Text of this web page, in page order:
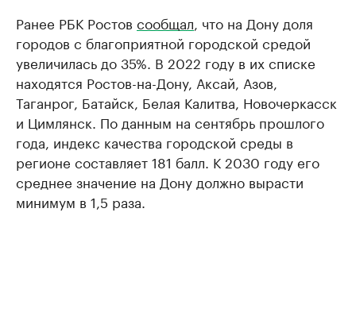
Ранее РБК Ростов сообщал , что на Дону доля
городов с благоприятной городской средой
увеличилась до 35%. В 2022 году в их списке
находятся Ростов-на-Дону, Аксай, Азов,
Таганрог, Батайск, Белая Калитва, Новочеркасск
и Цимлянск. По данным на сентябрь прошлого
года, индекс качества городской среды в
регионе составляет 181 балл. К 2030 году его
среднее значение на Дону должно вырасти
минимум в 1,5 раза.